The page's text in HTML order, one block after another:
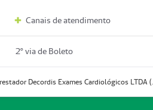
Canais de atendimento
2º via de Boleto
Prestador